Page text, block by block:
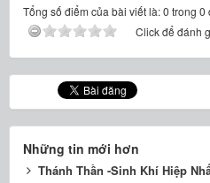
Tổng số điểm của bài viết là: 0 trong 0
Click để đánh
Những tin mới hơn
Thánh Thần -Sinh Khí Hiệp